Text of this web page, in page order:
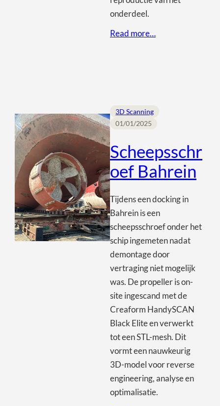
onderdeel.
Read more…
3D Scanning
01/01/2025
Scheepsschr
oef Bahrein
Tijdens een docking in
Bahrein is een
scheepsschroef onder het
schip ingemeten nadat
demontage door
vertraging niet mogelijk
was. De propeller is on-
site ingescand met de
Creaform HandySCAN
Black Elite en verwerkt
tot een STL-mesh. Dit
vormt een nauwkeurig
3D-model voor reverse
engineering, analyse en
optimalisatie.